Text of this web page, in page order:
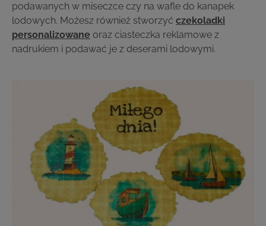
podawanych w miseczce czy na wafle do kanapek
lodowych. Możesz również stworzyć czekoladki
personalizowane oraz ciasteczka reklamowe z
nadrukiem i podawać je z deserami lodowymi.